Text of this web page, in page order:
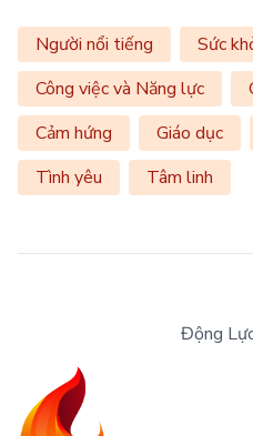
Người nổi tiếng
Sức
Công việc và Năng lực
Cảm hứng
Giáo dục
Tình yêu
Tâm linh
Động